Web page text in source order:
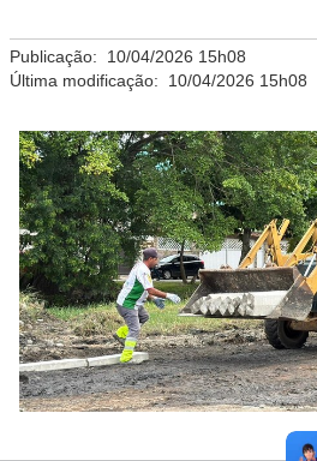
Publicação: 10/04/2026 15h08
Última modificação: 10/04/2026 15h08